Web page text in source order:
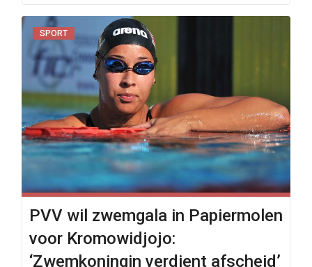
SPORT
PVV wil zwemgala in Papiermolen
voor Kromowidjojo:
‘Zwemkoningin verdient afscheid’